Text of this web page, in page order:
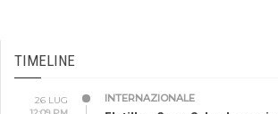
TIMELINE
26 LUG
INTERNAZIONALE